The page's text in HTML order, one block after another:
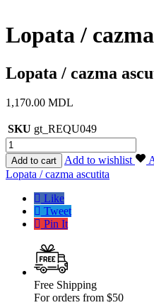
Lopata /
Lopata / cazma
1,170.00 MDL
SKU gt_REQU049
Cantitate
Lopata
/
cazma
ascutita
Add to cart Add to wishlist
Etichetă:
Lopata / cazma ascutita
Like
Tweet
Pin It
Free Shipping
For orders from $50